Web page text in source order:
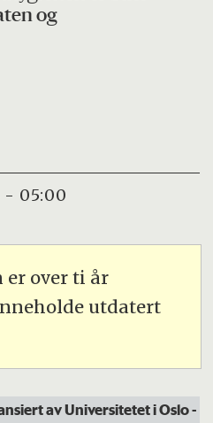
og
- 05:00
over ti år
utdatert
av Universitetet i Oslo-